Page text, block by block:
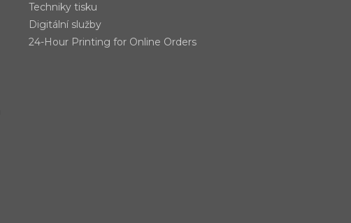
Techniky tisku
Digitální služby
24-Hour Printing for Online Orders